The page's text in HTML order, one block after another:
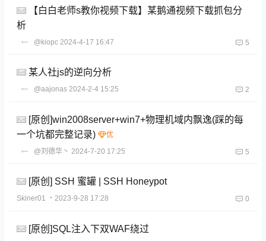
【白白老师s教你视频下载】某鹅通视频下载抓包分
析
@kiopc 2024-4-17 16:47 5
某人社js的逆向分析
@aajonas 2024-2-4 15:25 2
[原创]win2008server+win7+物理机域内飘逸(踩的每
一个坑都完整记录)
@刘德华丶 2024-7-20 17:25 5
[原创] SSH 蜜罐 | SSH Honeypot
Skiner01 ・2023-9-28 17:28 0
[原创]SQL注入下双WAF绕过